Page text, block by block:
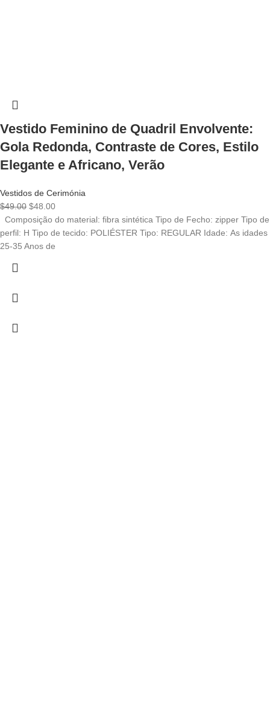
Vestido Feminino de Quadril Envolvente:
Gola Redonda, Contraste de Cores, Estilo
Elegante e Africano, Verão
Vestidos de Cerimónia
$49.00 $48.00
Composição do material: fibra sintética Tipo de Fecho: zipper Tipo de
perfil: H Tipo de tecido: POLIÉSTER Tipo: REGULAR Idade: As idades
25-35 Anos de